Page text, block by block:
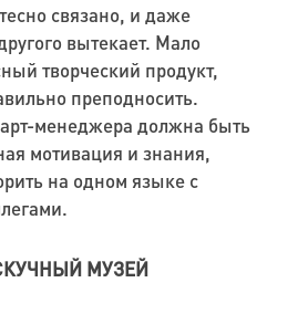
связано, и даже
вытекает. Мало
творческий продукт,
преподносить.
менеджера должна быть
мотивация и знания,
на одном языке с
МУЗЕЙ